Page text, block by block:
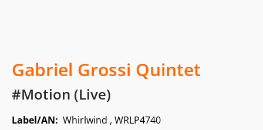
Gabriel Grossi Quintet
#Motion (Live)
Label/AN: Whirlwind , WRLP4740